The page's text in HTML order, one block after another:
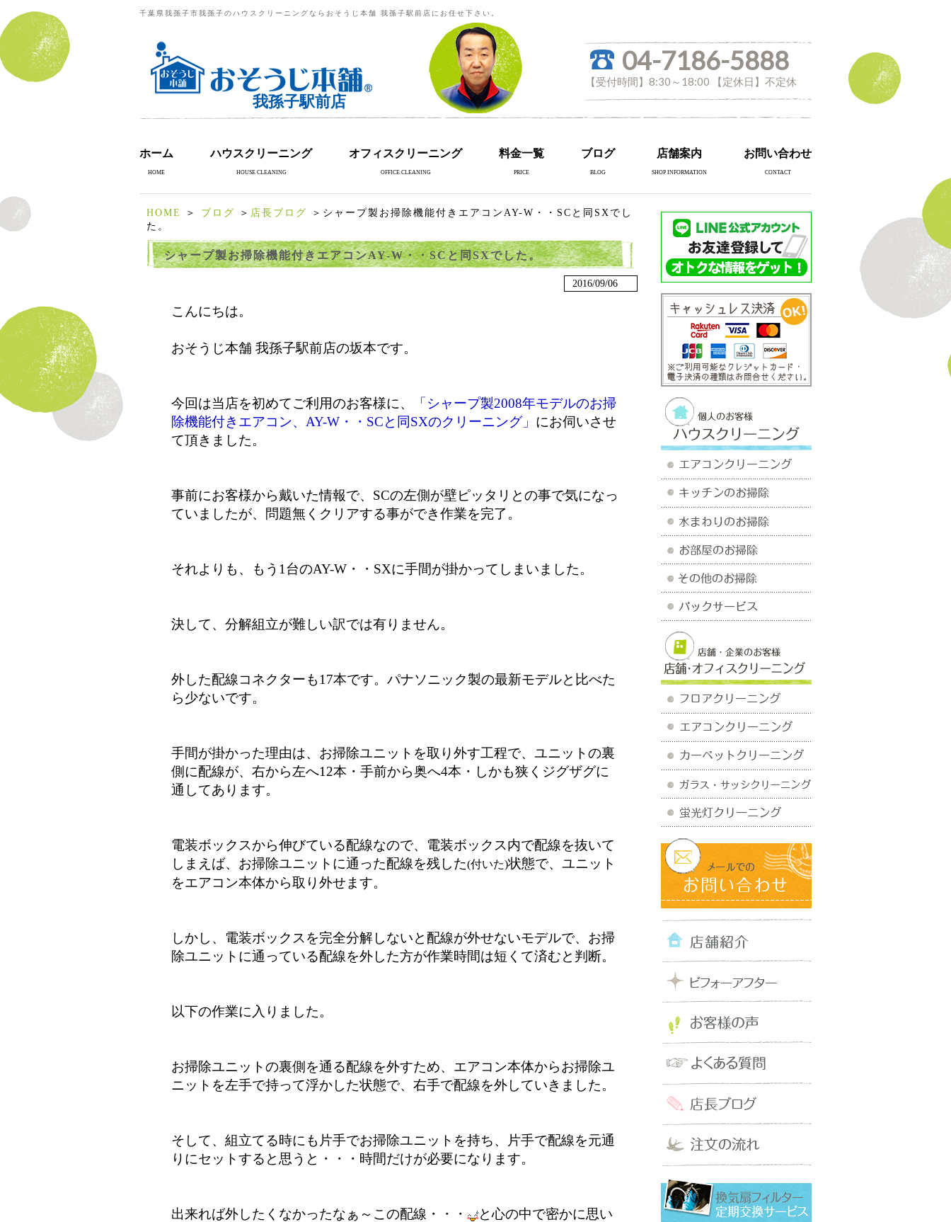
千葉県我孫子市我孫子のハウスクリーニングならおそうじ本舗 我孫子駅前店にお任せ下さい。
我孫子駅前店
04-7186-5888
【受付時間】8:30～18:00 【定休日】不定休
ホーム
HOME
ハウスクリーニング
HOUSE CLEANING
オフィスクリーニング
OFFICE CLEANING
料金一覧
PRICE
ブログ
BLOG
店舗案内
SHOP INFORMATION
お問い合わせ
CONTACT
HOME ＞ ブログ ＞ 店長ブログ
＞シャープ製お掃除機能付きエアコンAY-W・・SCと同SXでし
た。
シャープ製お掃除機能付きエアコンAY-W・・SCと同SXでした。
2016/09/06
こんにちは。
おそうじ本舗 我孫子駅前店の坂本です。
今回は当店を初めてご利用のお客様に、
「シャープ製2008年モデルのお掃
除機能付きエアコン、AY-W・・SCと同SXのクリーニング」 にお伺いさせ
て頂きました。
事前にお客様から戴いた情報で、SCの左側が壁ピッタリとの事で気になっ
ていましたが、問題無くクリアする事ができ作業を完了。
それよりも、もう1台のAY-W・・SXに手間が掛かってしまいました。
決して、分解組立が難しい訳では有りません。
外した配線コネクターも17本です。パナソニック製の最新モデルと比べた
ら少ないです。
手間が掛かった理由は、お掃除ユニットを取り外す工程で、ユニットの裏
側に配線が、右から左へ12本・手前から奥へ4本・しかも狭くジグザグに
通してあります。
電装ボックスから伸びている配線なので、電装ボックス内で配線を抜いて
しまえば、お掃除ユニットに通った配線を残した(付いた)状態で、ユニット
をエアコン本体から取り外せます。
しかし、電装ボックスを完全分解しないと配線が外せないモデルで、お掃
除ユニットに通っている配線を外した方が作業時間は短くて済むと判断。
以下の作業に入りました。
お掃除ユニットの裏側を通る配線を外すため、エアコン本体からお掃除ユ
ニットを左手で持って浮かした状態で、右手で配線を外していきました。
そして、組立てる時にも片手でお掃除ユニットを持ち、片手で配線を元通
りにセットすると思うと・・・時間だけが必要になります。
出来れば外したくなかったなぁ～この配線・・・
と心の中で密かに思い